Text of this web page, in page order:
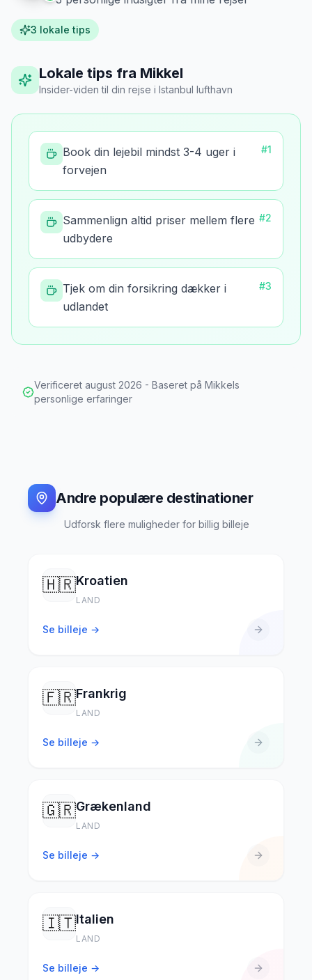
3 lokale tips
Lokale tips fra Mikkel
Insider-viden til din rejse i Istanbul lufthavn
Book din lejebil mindst 3-4 uger i
forvejen
#1
Sammenlign altid priser mellem flere
udbydere
#2
Tjek om din forsikring dækker i
udlandet
#3
Verificeret august 2026 - Baseret på Mikkels
personlige erfaringer
Andre populære destinationer
Udforsk flere muligheder for billig billeje
🇭🇷Kroatien
LAND
Se billeje →
🇫🇷Frankrig
LAND
Se billeje →
🇬🇷Grækenland
LAND
Se billeje →
🇮🇹Italien
LAND
Se billeje →